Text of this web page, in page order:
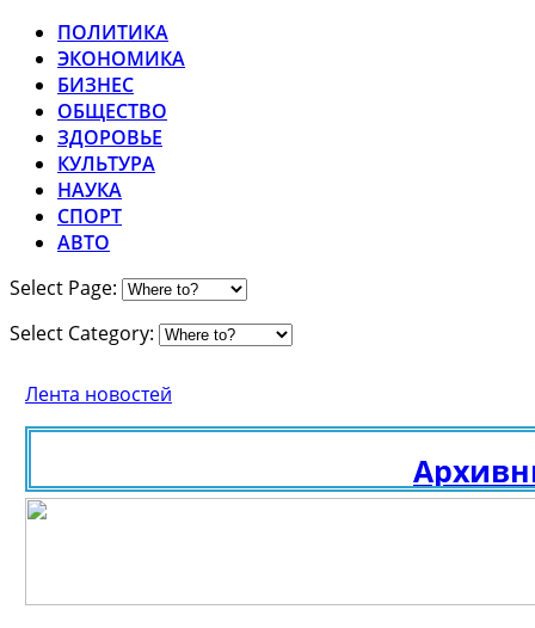
ПОЛИТИКА
ЭКОНОМИКА
БИЗНЕС
ОБЩЕСТВО
ЗДОРОВЬЕ
КУЛЬТУРА
НАУКА
СПОРТ
АВТО
Select Page:
Select Category:
Лента новостей